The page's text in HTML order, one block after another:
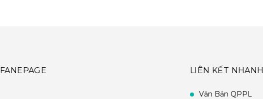
FANEPAGE LIÊN KẾT NHANH
Văn Bản QPPL